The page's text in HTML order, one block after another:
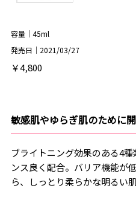
容量｜45ml
発売日｜2021/03/27
￥4,800
敏感肌やゆらぎ肌のために
ブライトニング効果のある4
ンス良く配合。バリア機能が
ら、しっとり柔らかな明るい